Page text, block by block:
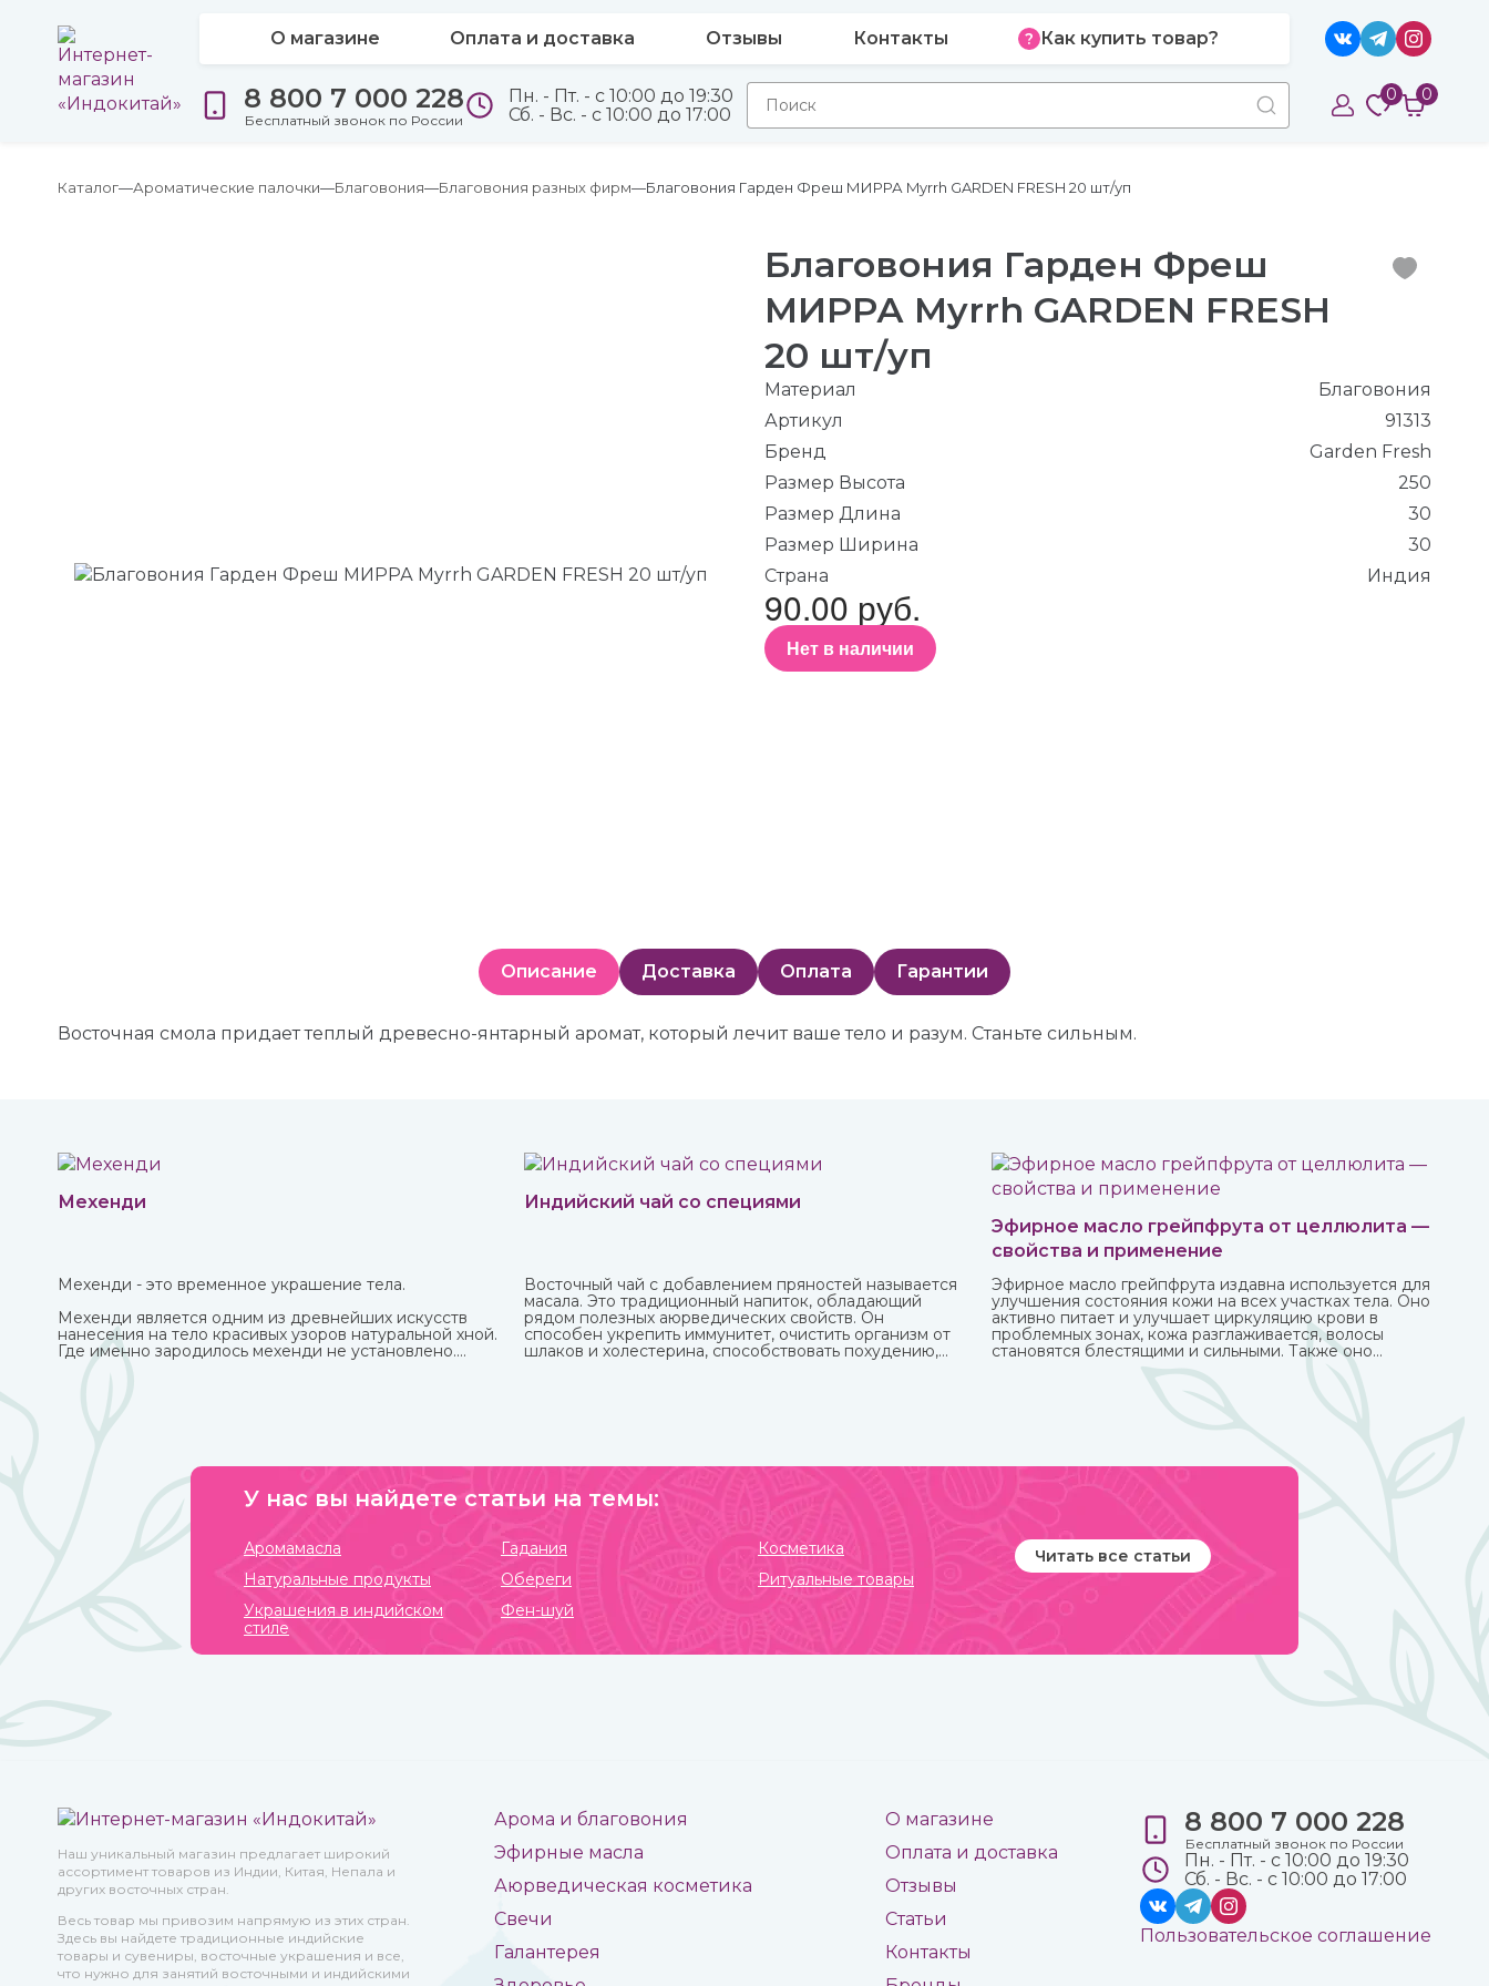
О магазине Оплата и доставка Отзывы Контакты Как купить товар?
8 800 7 000 228
Бесплатный звонок по России
Пн. - Пт. - с 10:00 до 19:30
Сб. - Вс. - с 10:00 до 17:00
0 0
Каталог Ароматические палочки Благовония Благовония разных фирм Благовония Гарден Фреш МИРРА Myrrh GARDEN FRESH 20 шт/уп
Благовония Гарден Фреш
МИРРА Myrrh GARDEN FRESH
20 шт/уп
Материал
Благовония
Артикул
91313
Бренд
Garden Fresh
Размер Высота
250
Размер Длина
30
Размер Ширина
30
Страна
Индия
90.00 руб.
Нет в наличии
Описание Доставка Оплата Гарантии
Восточная смола придает теплый древесно-янтарный аромат, который лечит ваше тело и разум. Станьте сильным.
Мехенди
Мехенди - это временное украшение тела.
Мехенди является одним из древнейших искусств
нанесения на тело красивых узоров натуральной хной.
Где именно зародилось мехенди не установлено.
Многими веками росписью хной занимались народы
разных стран и континентов, которые привносили в
нее свои культурные традиции.
Индийский чай со специями
Восточный чай с добавлением пряностей называется
масала. Это традиционный напиток, обладающий
рядом полезных аюрведических свойств. Он
способен укрепить иммунитет, очистить организм от
шлаков и холестерина, способствовать похудению,
Эфирное масло грейпфрута от целлюлита —
свойства и применение
Эфирное масло грейпфрута издавна используется для
улучшения состояния кожи на всех участках тела. Оно
активно питает и улучшает циркуляцию крови в
проблемных зонах, кожа разглаживается, волосы
становятся блестящими и сильными. Также оно
великолепно влияет на настроение, бодрит и
наполняет жизненными силами.
У нас вы найдете статьи на темы:
Аромамасла Гадания
Косметика
Натуральные продукты
Обереги
Ритуальные товары
Украшения в индийском
стиле
Фен-шуй
Читать все статьи
Наш уникальный магазин предлагает широкий
ассортимент товаров из Индии, Китая, Непала и
других восточных стран.
Весь товар мы привозим напрямую из этих стран.
Здесь вы найдете традиционные индийские
товары и сувениры, восточные украшения и все,
что нужно для занятий восточными и индийскими
Арома и благовония
Эфирные масла
Аюрведическая косметика
Свечи
Галантерея
О магазине
Оплата и доставка
Отзывы
Статьи
Контакты
8 800 7 000 228
Бесплатный звонок по России
Пн. - Пт. - с 10:00 до 19:30
Сб. - Вс. - с 10:00 до 17:00
Пользовательское соглашение